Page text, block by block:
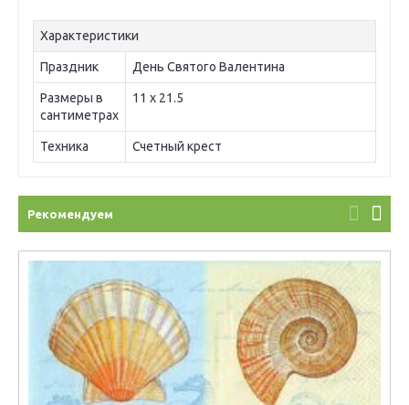
Характеристики
Праздник День Святого Валентина
Размеры в
сантиметрах
11 х 21.5
Техника Счетный крест
Рекомендуем